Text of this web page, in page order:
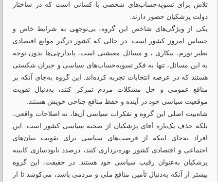
تلاش برای تسویه‌حساب‌های شخصی با کسانی است که در ساختار
دولت پزشکیان حضور دارند.
یکی از ویژگی‌های شاخص این گروه، بی‌توجهی به شرایط خاص و
حساس امروز کشور است. در حالی که کشور درگیر موانع اقتصادی
نظیر تورم، بیکاری ، و مسائل معیشتی است، پایدارچی‌ها بدون توجه
به این مسائل، تنها به فکر تسویه‌حساب‌های سیاسی و جبران شکستی
هستند که در عرصه انتخابات تجربه کرده‌اند. این گروه به‌جای آنکه بر
منافع عمومی و حل مشکلات مردم تمرکز کنند، به‌دنبال تقویت
موقعیت سیاسی خود در آینده و حفظ منافع جناحی خویش هستند.
شاه‌بیت اصلی این گروه و تفکرات سیاسی آن‌ها، نه اصلاحات واقعی،
بلکه حذف یک‌باره آقای پزشکیان از صحنه سیاسی کشور است. این
افراد به‌جای اینکه از فرصت‌های سیاسی برای تقویت بنیان‌های
اجتماعی و اقتصادی کشور بهره‌برداری کنند، درصدد نابودسازی کابینه
پزشکیان به‌عنوان رقیب سیاسی خود هستند. در حقیقت، این گروه
بیشتر از آنکه به‌دنبال تأمین منافع ملی و مردمی باشد، می‌کوشد تا از